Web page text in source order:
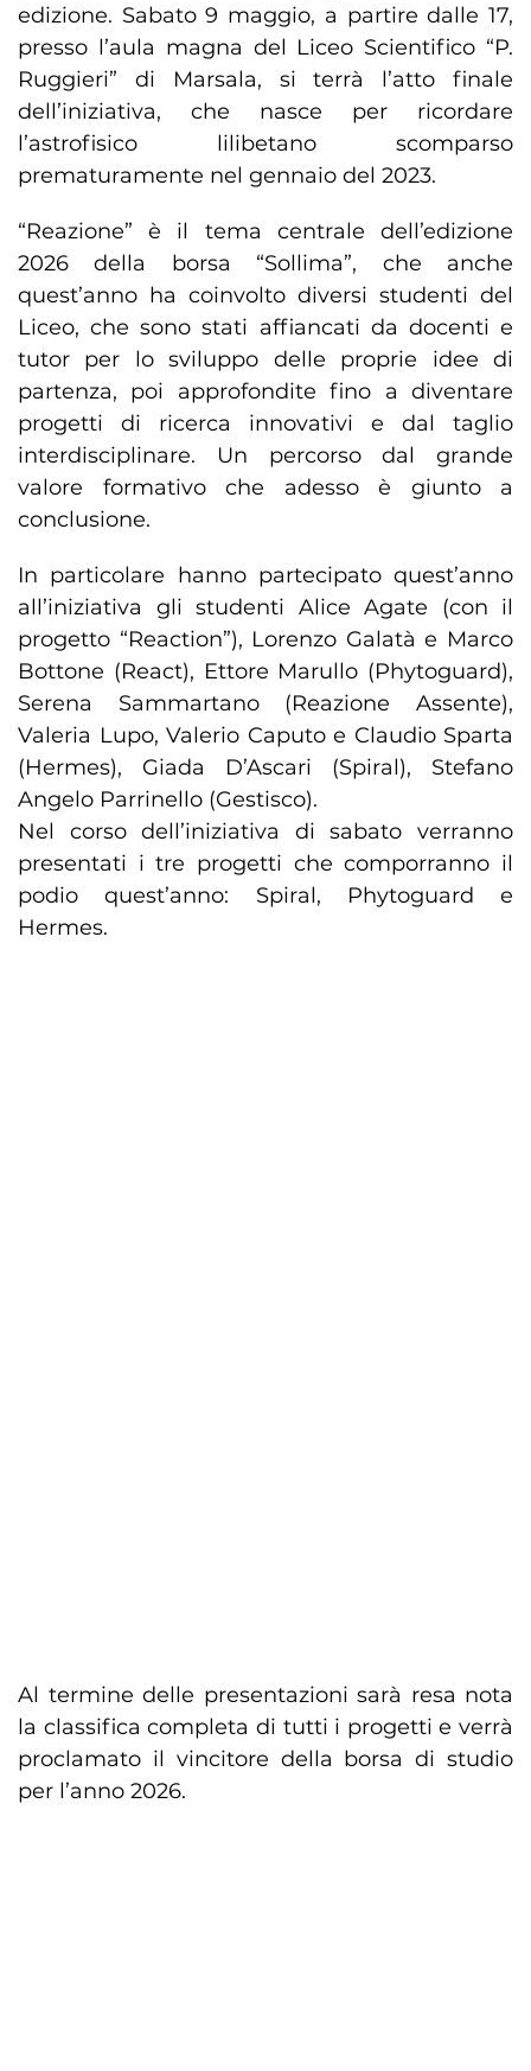
edizione. Sabato 9 maggio, a partire dalle 17,
presso l’aula magna del Liceo Scientifico “P.
Ruggieri” di Marsala, si terrà l’atto finale
dell’iniziativa, che nasce per ricordare
l’astrofisico lilibetano scomparso
prematuramente nel gennaio del 2023.
“Reazione” è il tema centrale dell’edizione
2026 della borsa “Sollima”, che anche
quest’anno ha coinvolto diversi studenti del
Liceo, che sono stati affiancati da docenti e
tutor per lo sviluppo delle proprie idee di
partenza, poi approfondite fino a diventare
progetti di ricerca innovativi e dal taglio
interdisciplinare. Un percorso dal grande
valore formativo che adesso è giunto a
conclusione.
In particolare hanno partecipato quest’anno
all’iniziativa gli studenti Alice Agate (con il
progetto “Reaction”), Lorenzo Galatà e Marco
Bottone (React), Ettore Marullo (Phytoguard),
Serena Sammartano (Reazione Assente),
Valeria Lupo, Valerio Caputo e Claudio Sparta
(Hermes), Giada D’Ascari (Spiral), Stefano
Angelo Parrinello (Gestisco).
Nel corso dell’iniziativa di sabato verranno
presentati i tre progetti che comporranno il
podio quest’anno: Spiral, Phytoguard e
Hermes.
Al termine delle presentazioni sarà resa nota
la classifica completa di tutti i progetti e verrà
proclamato il vincitore della borsa di studio
per l’anno 2026.